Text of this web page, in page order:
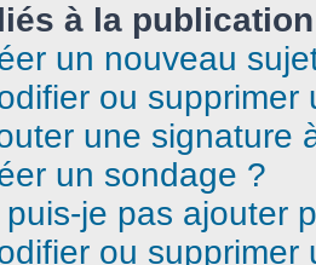
à la
un nouveau
ou supprimer
une signature
un sondage ?
je pas ajouter
ou supprimer